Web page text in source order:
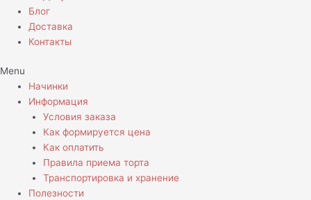
Блог
Доставка
Контакты
Menu
Начинки
Информация
Условия заказа
Как формируется цена
Как оплатить
Правила приема торта
Транспортировка и хранение
Полезности